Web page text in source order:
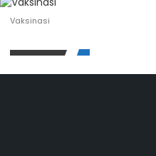
Vaksinasi